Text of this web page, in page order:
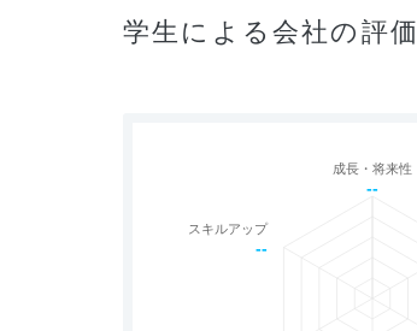
学生による会社の評価
成長・将来性
--
スキルアップ
--